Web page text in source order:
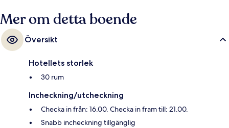
Mer om detta boende
Översikt
Hotellets storlek
30 rum
Incheckning/utcheckning
Checka in från: 16.00. Checka in fram till: 21.00.
Snabb incheckning tillgänglig